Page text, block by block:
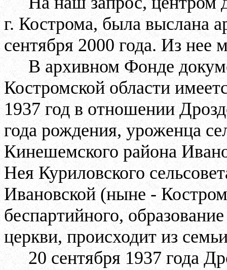
г. Кострома, была выслана
сентября 2000 года. Из
В архивном Фонде
Костромской области
1937 год в отношении
года рождения, уроженца
Кинешемского района
Нея Куриловского
Ивановской (ныне -
беспартийного,
церкви, происходит из
20 сентября 1937 года